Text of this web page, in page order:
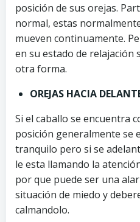
posición de sus orejas.
normal, estas
mueven continuamente.
en su estado de relajación
otra forma.
OREJAS HACIA
Si el caballo se encuentra
posición generalmente se
tranquilo pero si se
le esta llamando la
por que puede ser una
situación de miedo y
calmandolo.